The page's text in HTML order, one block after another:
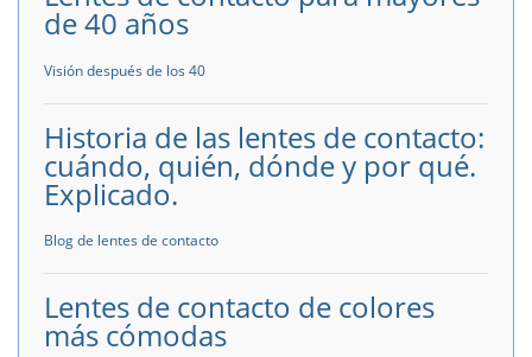
de 40 años
Visión después de los 40
Historia de las lentes de contacto:
cuándo, quién, dónde y por qué.
Explicado.
Blog de lentes de contacto
Lentes de contacto de colores
más cómodas